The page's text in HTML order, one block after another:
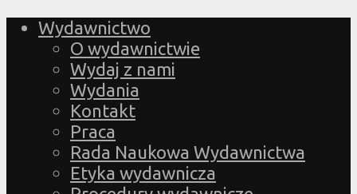
Wydawnictwo
O wydawnictwie
Wydaj z nami
Wydania
Kontakt
Praca
Rada Naukowa Wydawnictwa
Etyka wydawnicza